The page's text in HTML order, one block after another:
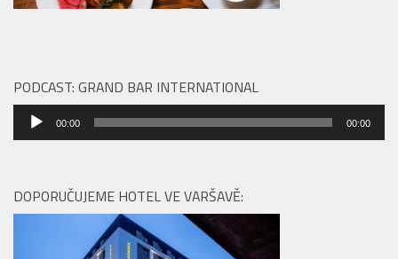
PODCAST: GRAND BAR INTERNATIONAL
Audio
přehrávač
00:00 00:00
DOPORUČUJEME HOTEL VE VARŠAVĚ: